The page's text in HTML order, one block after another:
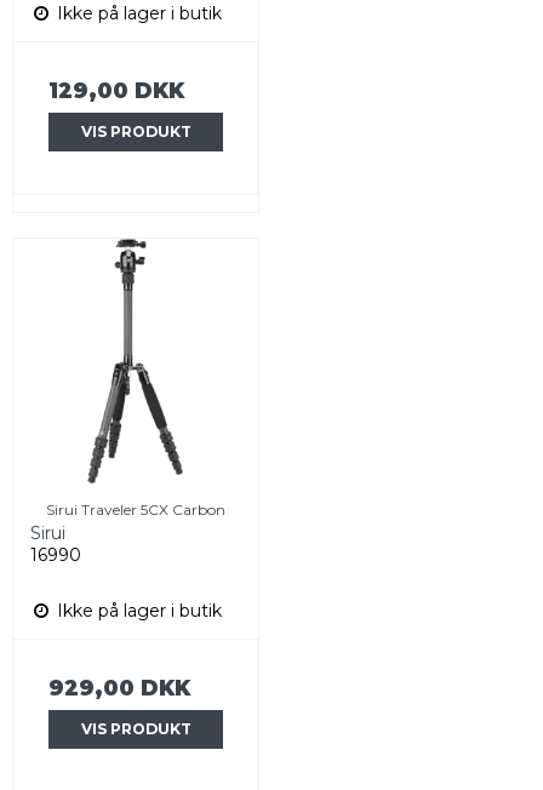
Ikke på lager i butik
129,00 DKK
VIS PRODUKT
Sirui Traveler 5CX Carbon
Sirui
16990
Ikke på lager i butik
929,00 DKK
VIS PRODUKT